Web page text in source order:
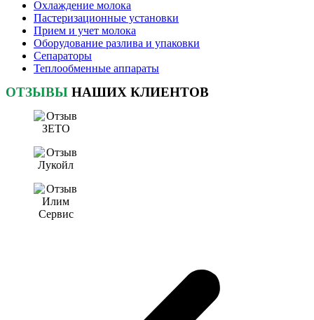
Охлаждение молока
Пастеризационные установки
Прием и учет молока
Оборудование разлива и упаковки
Сепараторы
Теплообменные аппараты
ОТЗЫВЫ НАШИХ КЛИЕНТОВ